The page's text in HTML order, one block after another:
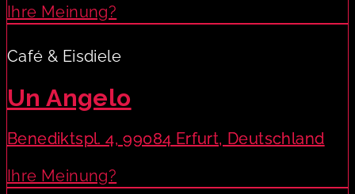
Ihre Meinung?
Café & Eisdiele
Un Angelo
Benediktspl. 4, 99084 Erfurt, Deutschland
Ihre Meinung?